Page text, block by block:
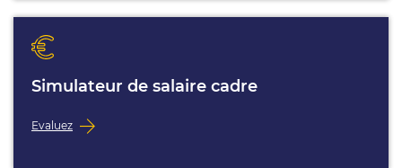
Simulateur de salaire cadre
Evaluez